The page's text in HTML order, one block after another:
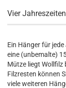
Vier
Ein Hänger für
eine (unbemalte)
Mütze liegt Wollfilz
Filzresten können
viele weiteren